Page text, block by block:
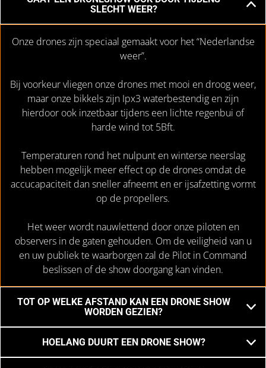
SLECHT WEER?
Onze drones zijn speciaal gemaakt voor het “Nederlandse
weer”.
Bij voorkeur vliegen onze drones met mooi en droog weer,
maar onze bikkels zijn Ipx3 waterbestendig en zijn
hierdoor ook inzetbaar tijdens een lichte regenbui of
harde wind tot 5Bft.
Temperaturen rond het nulpunt en winterse neerslag
hebben mogelijk meer effect op de drones omdat de
accucapaciteit dan sneller afneemt en er ijsafzetting vormt
op de propellers.
Het weer wordt nauwlettend door onze piloten en
observers in de gaten gehouden. Om de veiligheid van u
en uw publiek te waarborgen zal de Pilot in Command
beslissen of de show doorgang kan vinden.
TOT OP WELKE AFSTAND KAN EEN DRONE SHOW
WORDEN GEZIEN?
HOELANG DUURT EEN DRONE SHOW?